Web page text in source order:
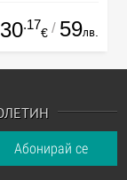
30.17
€ / 59лв.